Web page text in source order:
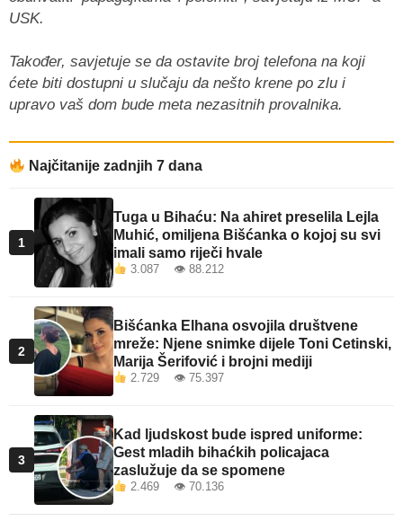
USK.
Također, savjetuje se da ostavite broj telefona na koji
ćete biti dostupni u slučaju da nešto krene po zlu i
upravo vaš dom bude meta nezasitnih provalnika.
Najčitanije zadnjih 7 dana
1
Tuga u Bihaću: Na ahiret preselila Lejla
Muhić, omiljena Bišćanka o kojoj su svi
imali samo riječi hvale
3.087 👁 88.212
2
Bišćanka Elhana osvojila društvene
mreže: Njene snimke dijele Toni Cetinski,
Marija Šerifović i brojni mediji
2.729 👁 75.397
3
Kad ljudskost bude ispred uniforme:
Gest mladih bihaćkih policajaca
zaslužuje da se spomene
2.469 👁 70.136